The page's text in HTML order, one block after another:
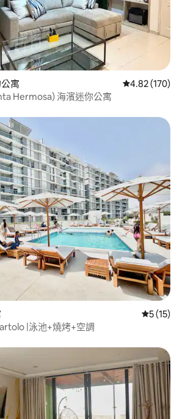
寓 從 170 則評價
4.82 (170)
Hermosa) 海濱迷你公寓
從 15 則
5 (15)
|泳池+燒烤+空調